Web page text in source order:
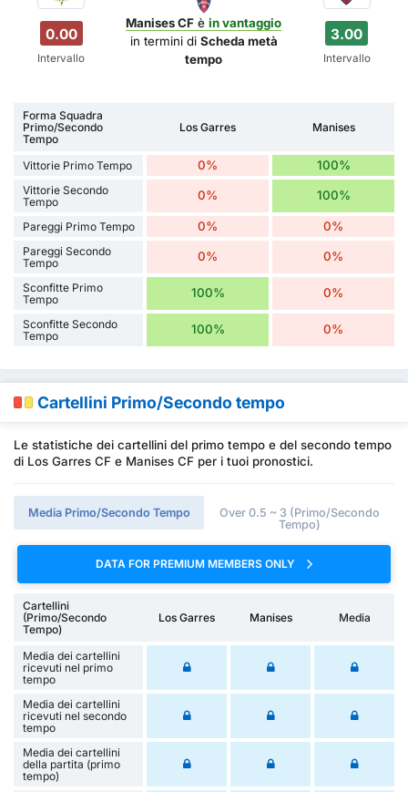
0.00
Intervallo
Manises CF èin vantaggio
in termini di Scheda metà
tempo
3.00
Intervallo
Forma Squadra
Primo/Secondo
Tempo
Los Garres Manises
Vittorie Primo Tempo 0% 100%
Vittorie Secondo
Tempo
0% 100%
Pareggi Primo Tempo 0% 0%
Pareggi Secondo
Tempo
0% 0%
Sconfitte Primo
Tempo
100% 0%
Sconfitte Secondo
Tempo
100% 0%
Cartellini Primo/Secondo tempo
Le statistiche dei cartellini del primo tempo e del secondo tempo
di Los Garres CF e Manises CF per i tuoi pronostici.
Media Primo/Secondo Tempo
Over 0.5 ~ 3 (Primo/Secondo
Tempo)
DATA FOR PREMIUM MEMBERS ONLY
Cartellini
(Primo/Secondo
Tempo)
Los Garres Manises Media
Media dei cartellini
ricevuti nel primo
tempo
Media dei cartellini
ricevuti nel secondo
tempo
Media dei cartellini
della partita (primo
tempo)